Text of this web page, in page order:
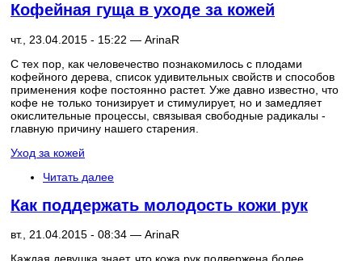
Кофейная гуща в уходе за кожей
чт., 23.04.2015 - 15:22 — ArinaR
С тех пор, как человечество познакомилось с плодами
кофейного дерева, список удивительных свойств и способов
применения кофе постоянно растет. Уже давно известно, что
кофе не только тонизирует и стимулирует, но и замедляет
окислительные процессы, связывая свободные радикалы -
главную причину нашего старения.
Уход за кожей
Читать далее
Как поддержать молодость кожи рук
вт., 21.04.2015 - 08:34 — ArinaR